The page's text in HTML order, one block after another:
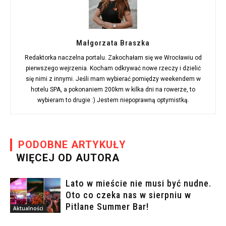
Małgorzata Braszka
Redaktorka naczelna portalu. Zakochałam się we Wrocławiu od
pierwszego wejrzenia. Kocham odkrywać nowe rzeczy i dzielić
się nimi z innymi. Jeśli mam wybierać pomiędzy weekendem w
hotelu SPA, a pokonaniem 200km w kilka dni na rowerze, to
wybieram to drugie :) Jestem niepoprawną optymistką.
PODOBNE ARTYKUŁY
WIĘCEJ OD AUTORA
Aktualności
Lato w mieście nie musi być nudne.
Oto co czeka nas w sierpniu w
Pitlane Summer Bar!